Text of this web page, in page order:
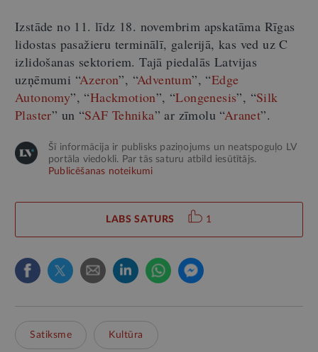
Izstāde no 11. līdz 18. novembrim apskatāma Rīgas
lidostas pasažieru terminālī, galerijā, kas ved uz C
izlidošanas sektoriem. Tajā piedalās Latvijas
uzņēmumi “Azeron”, “Adventum”, “Edge
Autonomy”, “Hackmotion”, “Longenesis”, “Silk
Plaster” un “SAF Tehnika” ar zīmolu “Aranet”.
Šī informācija ir publisks paziņojums un neatspoguļo LV
portāla viedokli. Par tās saturu atbild iesūtītājs.
Publicēšanas noteikumi
LABS SATURS 1
Satiksme Kultūra